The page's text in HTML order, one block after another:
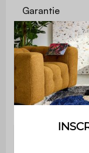
Garantie
Montage
Dimensions